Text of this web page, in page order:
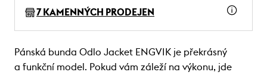
7 KAMENNÝCH PRODEJEN
Pánská bunda Odlo Jacket ENGVIK je překrásný
a funkční model. Pokud vám záleží na výkonu, jde